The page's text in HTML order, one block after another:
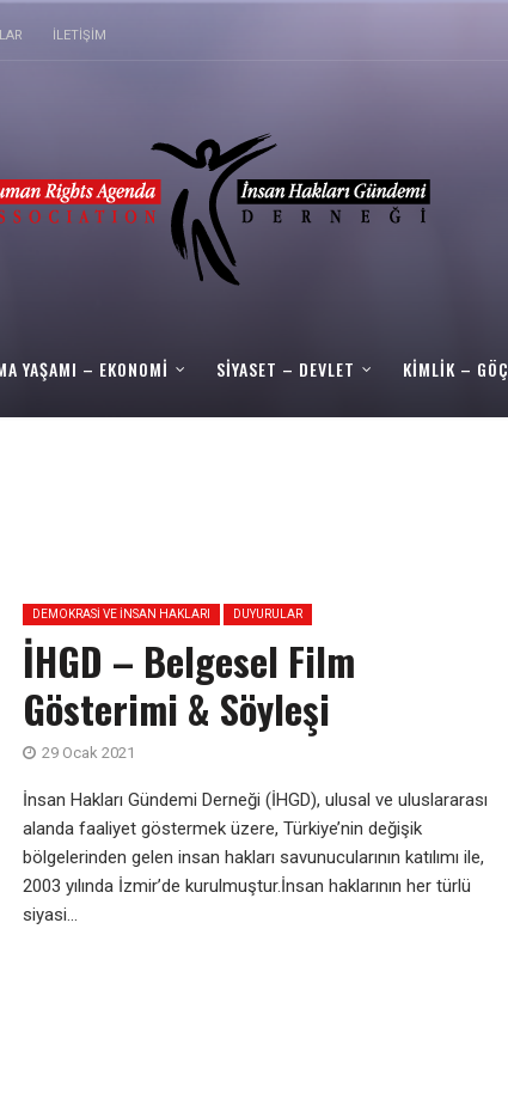
İLETIŞIM
YAŞAMI – EKONOMI SIYASET – DEVLET KIMLIK – GÖÇ
DEMOKRASI VE İNSAN HAKLARI DUYURULAR
İHGD – Belgesel Film
Gösterimi & Söyleşi
29 Ocak 2021
İnsan Hakları Gündemi Derneği (İHGD), ulusal ve uluslararası
alanda faaliyet göstermek üzere, Türkiye’nin değişik
bölgelerinden gelen insan hakları savunucularının katılımı ile,
2003 yılında İzmir’de kurulmuştur.İnsan haklarının her türlü
siyasi...